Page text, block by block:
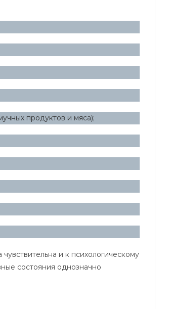
продуктов и мяса);
и к психологическому
состояния однозначно